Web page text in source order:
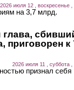
2026 июля 12 , воскресенье ,
на 3,7 млрд.
глава,
приговорен к
2026 июля 11 , суббота ,
признал себя